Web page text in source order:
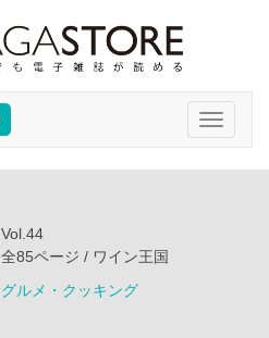
Toggle
Vol.44
全85ページ / ワイン王国
グルメ・クッキング